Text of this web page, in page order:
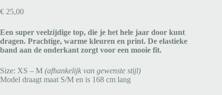
€ 25,00
Een super veelzijdige top, die je het hele jaar door kunt
dragen. Prachtige, warme kleuren en print. De elastieke
band aan de onderkant zorgt voor een mooie fit.
Size: XS – M (afhankelijk van gewenste stijl)
Model draagt maat S/M en is 168 cm lang